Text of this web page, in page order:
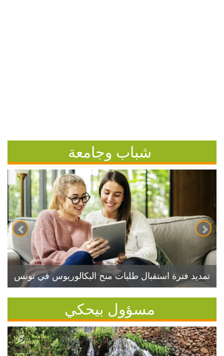
شباب وجامعة
تمديد فترة استقبال طلبات منح البكالوريوس في تونس
مسؤول بيحكي